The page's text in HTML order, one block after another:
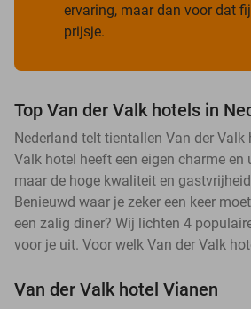
ervaring, maar dan voor dat
prijsje.
Top Van der Valk hotels in
Nederland telt tientallen Van der Valk
Valk hotel heeft een eigen charme en
maar de hoge kwaliteit en
Benieuwd waar je zeker een keer
een zalig diner? Wij lichten 4
voor je uit. Voor welk Van der Valk
Van der Valk hotel Vianen